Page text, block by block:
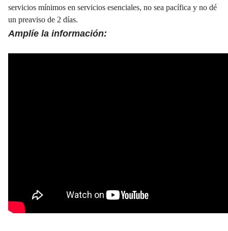
servicios mínimos en servicios esenciales, no sea pacífica y no dé
un preaviso de 2 días.
Amplíe la información: